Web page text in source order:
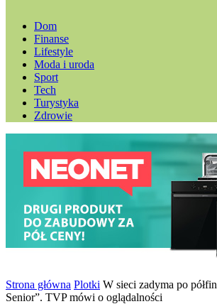
Dom
Finanse
Lifestyle
Moda i uroda
Sport
Tech
Turystyka
Zdrowie
Strona główna Plotki W sieci zadyma po
Senior”. TVP mówi o oglądalności